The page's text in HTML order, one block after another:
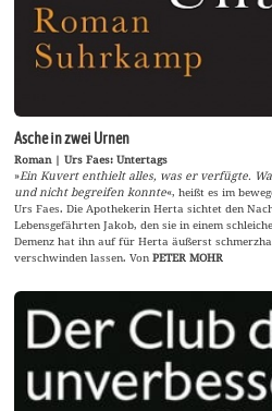
Asche in zwei Urnen
Roman | Urs Faes: Untertags
»Ein Kuvert enthielt alles, was er verfügte.
und nicht begreifen konnte«, heißt es im
Urs Faes. Die Apothekerin Herta sichtet den
Lebensgefährten Jakob, den sie in einem
Demenz hat ihn auf für Herta äußerst
verschwinden lassen. VonPETER MOHR